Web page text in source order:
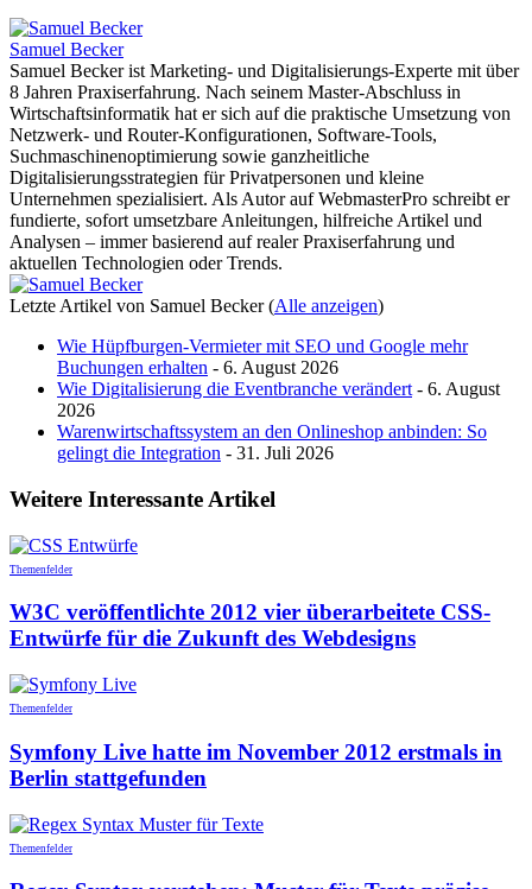
Samuel Becker
Samuel Becker ist Marketing- und Digitalisierungs-Experte mit über
8 Jahren Praxiserfahrung. Nach seinem Master-Abschluss in
Wirtschaftsinformatik hat er sich auf die praktische Umsetzung von
Netzwerk- und Router-Konfigurationen, Software-Tools,
Suchmaschinenoptimierung sowie ganzheitliche
Digitalisierungsstrategien für Privatpersonen und kleine
Unternehmen spezialisiert. Als Autor auf WebmasterPro schreibt er
fundierte, sofort umsetzbare Anleitungen, hilfreiche Artikel und
Analysen – immer basierend auf realer Praxiserfahrung und
aktuellen Technologien oder Trends.
Letzte Artikel von Samuel Becker(Alle anzeigen)
Wie Hüpfburgen-Vermieter mit SEO und Google mehr
Buchungen erhalten - 6. August 2026
Wie Digitalisierung die Eventbranche verändert - 6. August
2026
Warenwirtschaftssystem an den Onlineshop anbinden: So
gelingt die Integration - 31. Juli 2026
Weitere Interessante Artikel
Themenfelder
W3C veröffentlichte 2012 vier überarbeitete CSS-
Entwürfe für die Zukunft des Webdesigns
Themenfelder
Symfony Live hatte im November 2012 erstmals in
Berlin stattgefunden
Themenfelder